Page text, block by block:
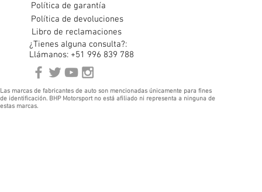
Política de garantía
Política de devoluciones
Libro de reclamaciones
¿Tienes alguna consulta?:
Llámanos: +51 996 839 788
Las marcas de fabricantes de auto son mencionadas únicamente para fines
de identificación. BHP Motorsport no está afiliado ni representa a ninguna de
estas marcas.